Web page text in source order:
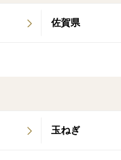
佐賀県
玉ねぎ